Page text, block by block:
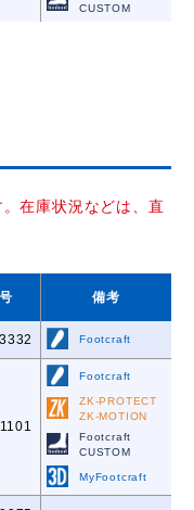
CUSTOM
在庫状況などは、直
備考
Footcraft
Footcraft
ZK-PROTECT
ZK-MOTION
Footcraft
CUSTOM
MyFootcraft